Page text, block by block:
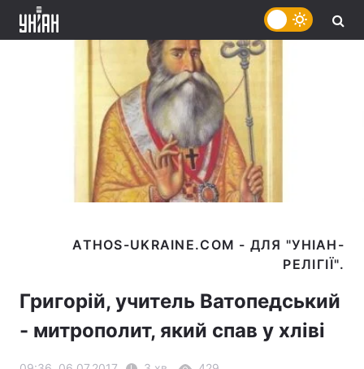
ATHOS-UKRAINE.COM - ДЛЯ "УНІАН-
Григорій, учитель Ватопедський
- митрополит, який спав у хліві